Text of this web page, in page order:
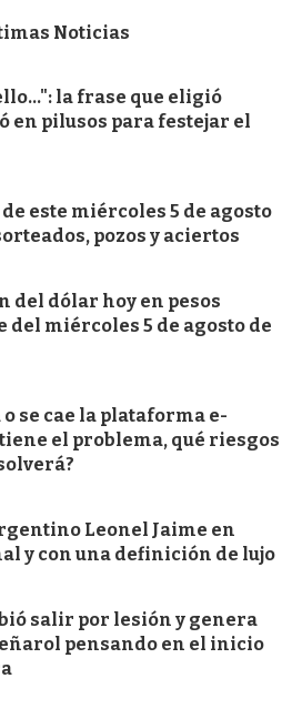
Noticias
la frase que eligió
en pilusos para festejar el
este miércoles 5 de agosto
pozos y aciertos
del dólar hoy en pesos
del miércoles 5 de agosto de
se cae la plataforma e-
tiene el problema, qué riesgos
Leonel Jaime en
y con una definición de lujo
salir por lesión y genera
pensando en el inicio